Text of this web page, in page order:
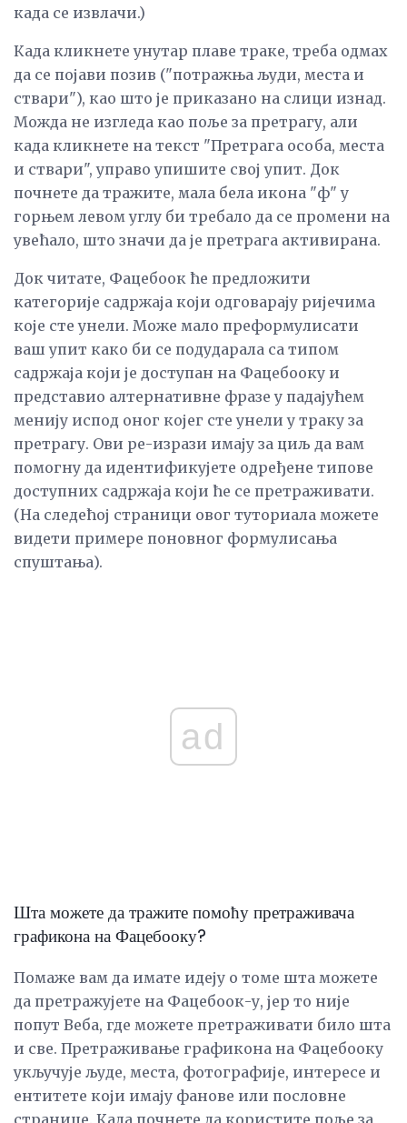
када се извлачи.)
Када кликнете унутар плаве траке, треба одмах
да се појави позив ("потражња људи, места и
ствари"), као што је приказано на слици изнад.
Можда не изгледа као поље за претрагу, али
када кликнете на текст "Претрага особа, места
и ствари", управо упишите свој упит. Док
почнете да тражите, мала бела икона "ф" у
горњем левом углу би требало да се промени на
увећало, што значи да је претрага активирана.
Док читате, Фацебоок ће предложити
категорије садржаја који одговарају ријечима
које сте унели. Може мало преформулисати
ваш упит како би се подударала са типом
садржаја који је доступан на Фацебооку и
представио алтернативне фразе у падајућем
менију испод оног којег сте унели у траку за
претрагу. Ови ре-изрази имају за циљ да вам
помогну да идентификујете одређене типове
доступних садржаја који ће се претраживати.
(На следећој страници овог туториала можете
видети примере поновног формулисања
спуштања).
ad
Шта можете да тражите помоћу претраживача
графикона на Фацебооку?
Помаже вам да имате идеју о томе шта можете
да претражујете на Фацебоок-у, јер то није
попут Веба, где можете претраживати било шта
и све. Претраживање графикона на Фацебооку
укључује људе, места, фотографије, интересе и
ентитете који имају фанове или пословне
странице. Када почнете да користите поље за